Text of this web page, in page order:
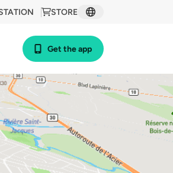
STORE
Get the app